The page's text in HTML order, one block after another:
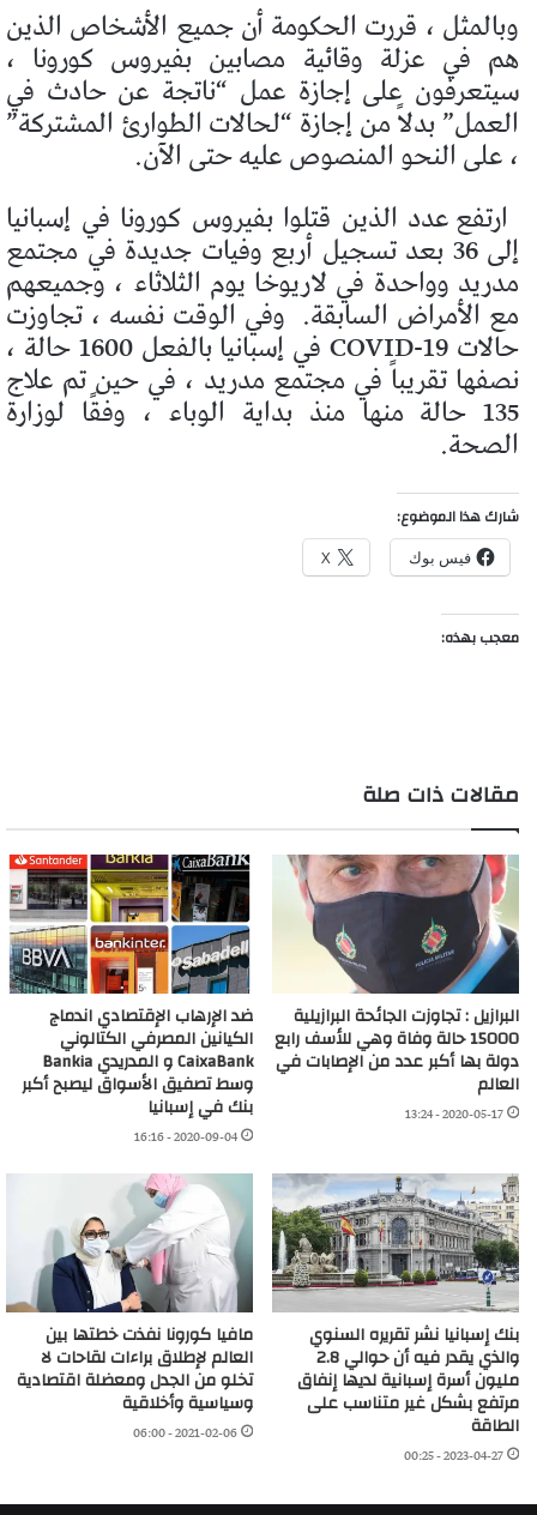
وبالمثل ، قررت الحكومة أن جميع الأشخاص الذين
هم في عزلة وقائية مصابين بفيروس كورونا ،
سيتعرفون على إجازة عمل “ناتجة عن حادث في
العمل” بدلاً من إجازة “لحالات الطوارئ المشتركة”
، على النحو المنصوص عليه حتى الآن.
ارتفع عدد الذين قتلوا بفيروس كورونا في إسبانيا
إلى 36 بعد تسجيل أربع وفيات جديدة في مجتمع
مدريد وواحدة في لاريوخا يوم الثلاثاء ، وجميعهم
مع الأمراض السابقة. وفي الوقت نفسه ، تجاوزت
حالات COVID-19 في إسبانيا بالفعل 1600 حالة ،
نصفها تقريباً في مجتمع مدريد ، في حين تم علاج
135 حالة منها منذ بداية الوباء ، وفقًا لوزارة
الصحة.
شارك هذا الموضوع:
فيس بوك X
معجب بهذه:
مقالات ذات صلة
البرازيل : تجاوزت الجائحة البرازيلية
15000 حالة وفاة وهي للأسف رابع
دولة بها أكبر عدد من الإصابات في
العالم
2020-05-17 - 13:24
ضد الإرهاب الإقتصادي اندماج
الكيانين المصرفي الكتالوني
CaixaBank و المدريدي Bankia
وسط تصفيق الأسواق ليصبح أكبر
بنك في إسبانيا
2020-09-04 - 16:16
بنك إسبانيا نشر تقريره السنوي
والذي يقدر فيه أن حوالي 2.8
مليون أسرة إسبانية لديها إنفاق
مرتفع بشكل غير متناسب على
الطاقة
2023-04-27 - 00:25
مافيا كورونا نفذت خطتها بين
العالم لإطلاق براءات لقاحات لا
تخلو من الجدل ومعضلة اقتصادية
وسياسية وأخلاقية
2021-02-06 - 06:00